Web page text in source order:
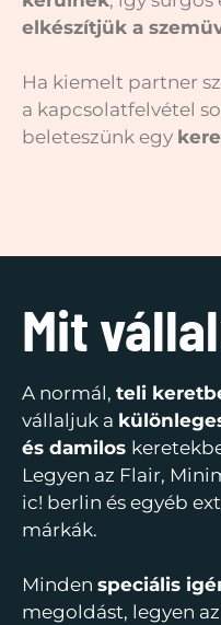
elkészítjük a
Ha kiemelt partner
a kapcsolatfelvétel
beleteszünk egy
Mit
A normál, teli
vállaljuk a
és damilos
Legyen az Flair,
ic! berlin és egyéb
márkák.
Minden speciális
megoldást, legyen az